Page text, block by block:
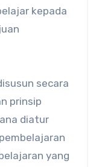
kepada
secara
prinsip
diatur
yang